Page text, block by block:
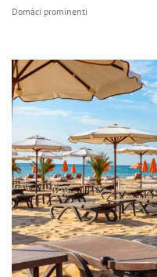
Domáci prominenti